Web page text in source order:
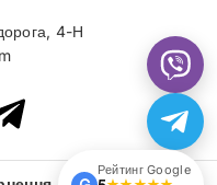
4-Н
Рейтинг Google